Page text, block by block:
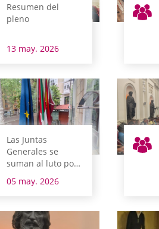
Resumen del
pleno
13 may. 2026
Las Juntas
Generales se
suman al luto por
Garaikoetxea
05 may. 2026